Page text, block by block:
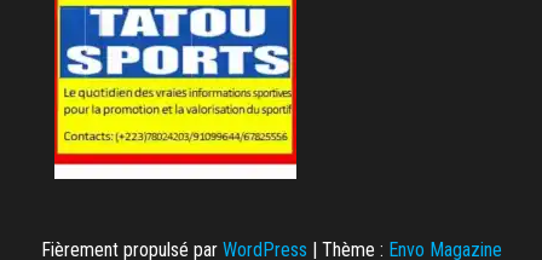
Fièrement propulsé par WordPress | Thème : Envo Magazine